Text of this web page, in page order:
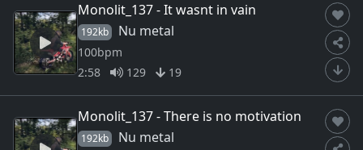
Monolit_137 - It wasnt in vain
192kb Nu metal
100bpm
2:58
129 19
Monolit_137 - There is no motivation
192kb Nu metal